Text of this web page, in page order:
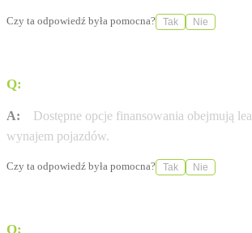
Czy ta odpowiedź była pomocna? Tak Nie
Q:
A:
Dostępne opcje finansowania obejmują
wynajem pojazdów.
Czy ta odpowiedź była pomocna? Tak Nie
Q: